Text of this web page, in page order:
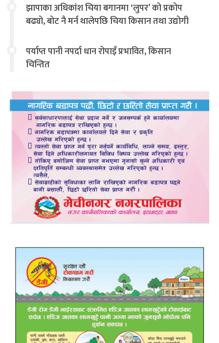
झापाका अधिकांश चिया बगानमा ‘लुपर’ को प्रकोप
बढ्यो, बोट नै मर्न थालेपछि चिया किसान तथा उद्योगी
पर्याप्त पानी नपर्दा धान रोपाइँ प्रभावित, किसान
चिन्तित